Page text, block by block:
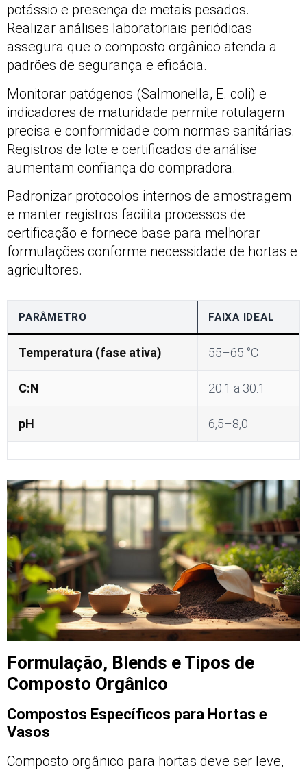
potássio e presença de metais pesados.
Realizar análises laboratoriais periódicas
assegura que o composto orgânico atenda a
padrões de segurança e eficácia.
Monitorar patógenos (Salmonella, E. coli) e
indicadores de maturidade permite rotulagem
precisa e conformidade com normas sanitárias.
Registros de lote e certificados de análise
aumentam confiança do compradora.
Padronizar protocolos internos de amostragem
e manter registros facilita processos de
certificação e fornece base para melhorar
formulações conforme necessidade de hortas e
agricultores.
PARÂMETRO FAIXA IDEAL
Temperatura (fase ativa) 55–65 °C
C:N 20:1 a 30:1
pH 6,5–8,0
Formulação, Blends e Tipos de
Composto Orgânico
Compostos Específicos para Hortas e
Vasos
Composto orgânico para hortas deve ser leve,